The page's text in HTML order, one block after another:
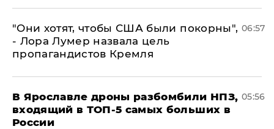
"Они хотят, чтобы США были покорны",
- Лора Лумер назвала цель
пропагандистов Кремля
06:57
В Ярославле дроны разбомбили НПЗ,
входящий в ТОП-5 самых больших в
России
05:56